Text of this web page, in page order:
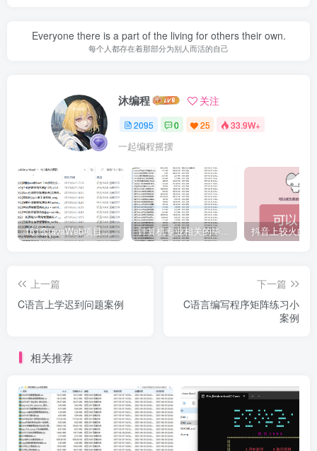
Everyone there is a part of the living for others their own.
每个人都存在着那部分为别人而活的自己
沐编程 关注
2095 0 25 33.9W+
一起编程摇摆
161套javaWeb项目源码免费分享 计算机专业相关的毕业设计论文合集免费下载
上一篇
C语言上学迟到问题案例
下一篇
C语言编写程序矩阵练习小
案例
相关推荐